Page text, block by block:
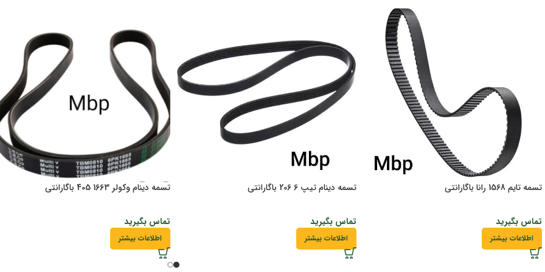
تسمه تایم 1568 رانا باگارانتی
تماس بگیرید
اطلاعات بیشتر
تسمه دینام تیپ 6 206 باگارانتی
تماس بگیرید
اطلاعات بیشتر
تسمه دینام وکولر 1663 405 باگارانتی
تماس بگیرید
اطلاعات بیشتر